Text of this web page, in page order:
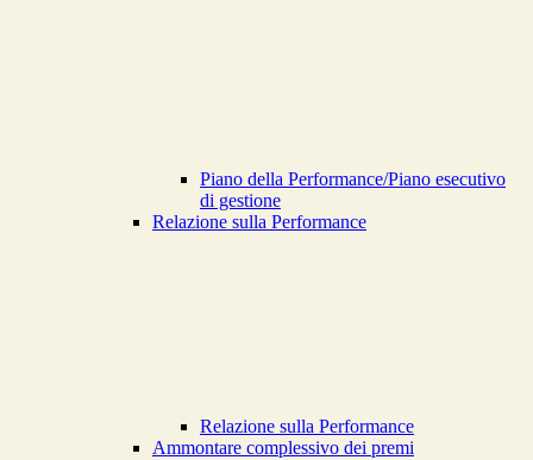
Piano della Performance/Piano esecutivo
di gestione
Relazione sulla Performance
Relazione sulla Performance
Ammontare complessivo dei premi